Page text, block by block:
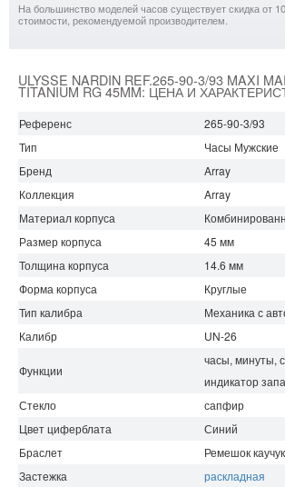
На большинство моделей часов существует скидка от
стоимости, рекомендуемой производителем.
ULYSSE NARDIN REF.265-90-3/93 MAXI
TITANIUM RG 45MM: ЦЕНА И
Референс
265-90-3/93
Тип
Часы Мужские
Бренд
Array
Коллекция
Array
Материал корпуса
Размер корпуса
45 мм
Толщина корпуса
14.6 мм
Форма корпуса
Круглые
Тип калибра
Механика с
Калибр
UN-26
Функции
часы, минуты,
индикатор
Стекло
сапфир
Цвет циферблата
Синий
Браслет
Ремешок
Застежка
раскладная